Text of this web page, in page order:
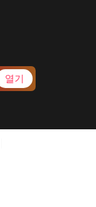
열기